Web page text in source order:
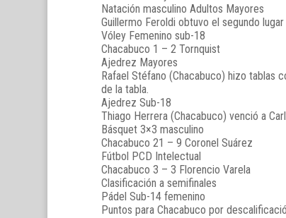
Natación masculino Adultos Mayores
Guillermo Feroldi obtuvo el segundo
Vóley Femenino sub-18
Chacabuco 1 – 2 Tornquist
Ajedrez Mayores
Rafael Stéfano (Chacabuco) hizo tablas
de la tabla.
Ajedrez Sub-18
Thiago Herrera (Chacabuco) venció a
Básquet 3×3 masculino
Chacabuco 21 – 9 Coronel Suárez
Fútbol PCD Intelectual
Chacabuco 3 – 3 Florencio Varela
Clasificación a semifinales
Pádel Sub-14 femenino
Puntos para Chacabuco por